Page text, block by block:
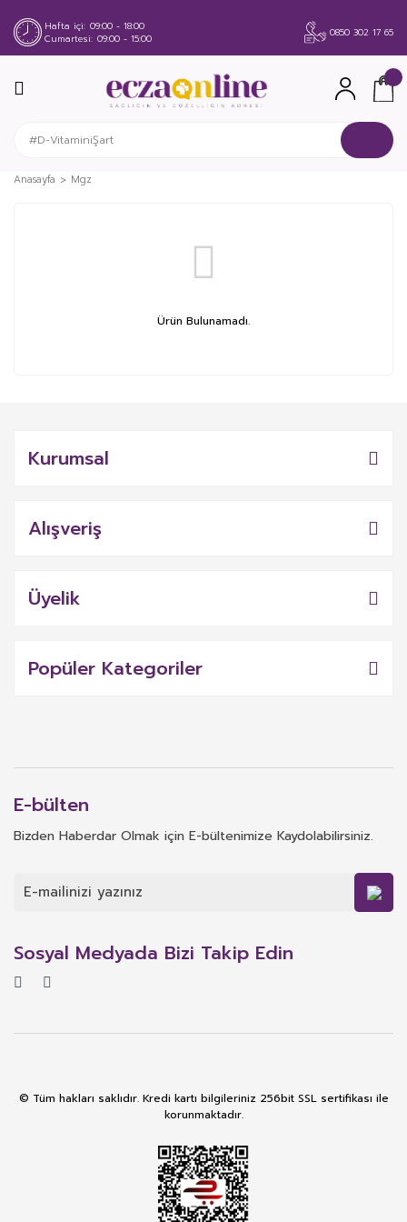
Hafta içi 09:00 - 18:00
Cumartesi 09:00 - 15:00 0850 302 17 65
Anasayfa Mgz
Ürün Bulunamadı.
Kurumsal
Alışveriş
Üyelik
Popüler Kategoriler
E-bülten
Bizden Haberdar Olmak için E-bültenimize Kaydolabilirsiniz.
Sosyal Medyada Bizi Takip Edin
© Tüm hakları saklıdır. Kredi kartı bilgileriniz 256bit SSL sertifikası ile
korunmaktadır.